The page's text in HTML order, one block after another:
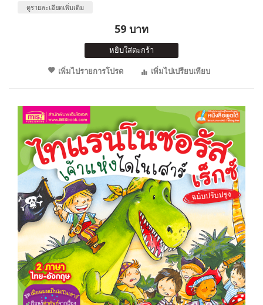
ดูรายละเอียดเพิ่มเติม
59 บาท
หยิบใส่ตะกร้า
เพิ่มไปรายการโปรด
เพิ่มไปเปรียบเทียบ